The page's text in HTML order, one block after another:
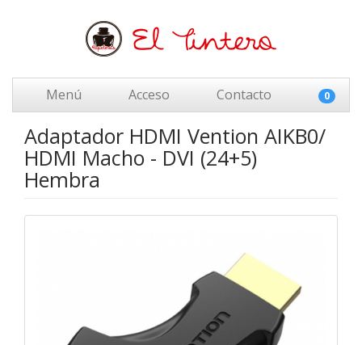
Menú Acceso Contacto 0
Adaptador HDMI Vention AIKB0/
HDMI Macho - DVI (24+5)
Hembra